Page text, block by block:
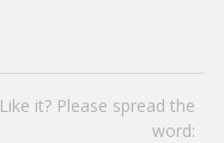
Like it? Please spread the
word: